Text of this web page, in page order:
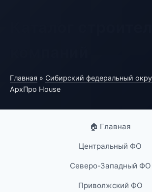
Главная » Сибирский федеральный
АрхПро House
🏠 Главная
Центральный ФО
Северо-Западный ФО
Приволжский ФО